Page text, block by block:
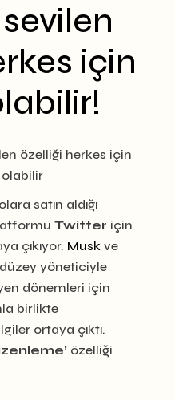
sevilen
için
satın aldığı
Twitter için
çıkıyor. Muskve
yöneticiyle
dönemleri için
birlikte
ortaya çıktı.
özelliği